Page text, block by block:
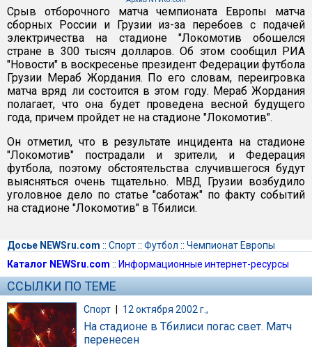
Срыв отборочного матча чемпионата Европы матча
сборных России и Грузии из-за перебоев с подачей
электричества на стадионе "Локомотив обошелся
стране в 300 тысяч долларов. Об этом сообщил РИА
"Новости" в воскресенье президент Федерации футбола
Грузии Мераб Жордания. По его словам, переигровка
матча вряд ли состоится в этом году. Мераб Жордания
полагает, что она будет проведена весной будущего
года, причем пройдет не на стадионе "Локомотив".
Он отметил, что в результате инцидента на стадионе
"Локомотив" пострадали и зрители, и Федерация
футбола, поэтому обстоятельства случившегося будут
выясняться очень тщательно. МВД Грузии возбудило
уголовное дело по статье "саботаж" по факту событий
на стадионе "Локомотив" в Тбилиси.
Досье NEWSru.com :: Спорт:: Футбол :: Чемпионат Европы
Каталог NEWSru.com :: Информационные интернет-ресурсы
ССЫЛКИ ПО ТЕМЕ
Спорт | 12 октября 2002 г.,
На стадионе в Тбилиси погас свет. Матч
перенесен